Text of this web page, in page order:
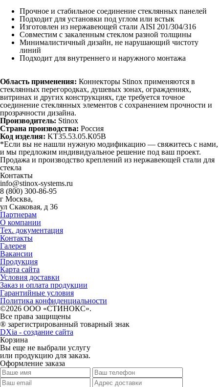
Прочное и стабильное соединение стеклянных панелей
Подходит для установки под углом или встык
Изготовлен из нержавеющей стали AISI 201/304/316
Совместим с закаленным стеклом разной толщины
Минималистичный дизайн, не нарушающий чистоту
линий
Подходит для внутреннего и наружного монтажа
Область применения: Коннекторы Stinox применяются в
стеклянных перегородках, душевых зонах, ограждениях,
витринах и других конструкциях, где требуется точное
соединение стеклянных элементов с сохранением прочности и
прозрачности дизайна.
Производитель: Stinox
Страна производства: Россия
Код изделия: KT35.53.05.К05B
*Если вы не нашли нужную модификацию — свяжитесь с нами,
и мы предложим индивидуальное решение под ваш проект.
Продажа и производство креплений из нержавеющей стали для
стекла
Контакты
info@stinox-systems.ru
8 (800) 300-86-95
г Москва,
ул Скаковая, д 36
Партнерам
О компании
Тех. документация
Контакты
Галерея
Вакансии
Продукция
Карта сайта
Условия доставки
Заказ и оплата продукции
Гарантийные условия
Политика конфиденциальности
©2026 ООО «СТИНОКС».
Все права защищены
® зарегистрированный товарный знак
DXia - создание сайта
Корзина
Вы еще не выбрали услугу
или продукцию для заказа.
Оформление заказа